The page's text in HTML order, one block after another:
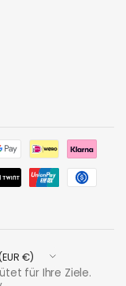
für Ihre Ziele.